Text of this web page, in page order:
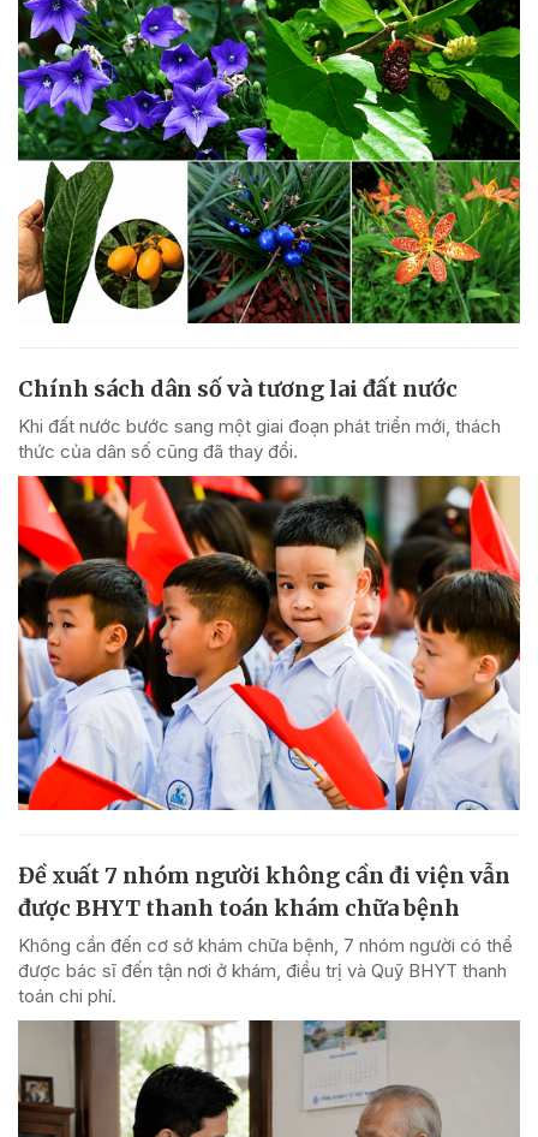
Chính sách dân số và tương lai đất nước
Khi đất nước bước sang một giai đoạn phát triển mới, thách
thức của dân số cũng đã thay đổi.
Đề xuất 7 nhóm người không cần đi viện vẫn
được BHYT thanh toán khám chữa bệnh
Không cần đến cơ sở khám chữa bệnh, 7 nhóm người có thể
được bác sĩ đến tận nơi ở khám, điều trị và Quỹ BHYT thanh
toán chi phí.